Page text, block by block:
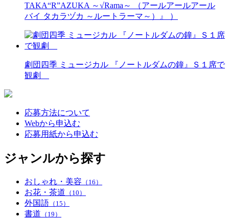
TAKA“R”AZUKA ～√Rama～ （アールアールアール
バイ タカラヅカ ～ルートラーマ～）』 ）
劇団四季 ミュージカル 『ノートルダムの鐘』Ｓ１席で
観劇
応募方法について
Webから申込む
応募用紙から申込む
ジャンルから探す
おしゃれ・美容 （16）
お花・茶道 （10）
外国語 （15）
書道 （19）